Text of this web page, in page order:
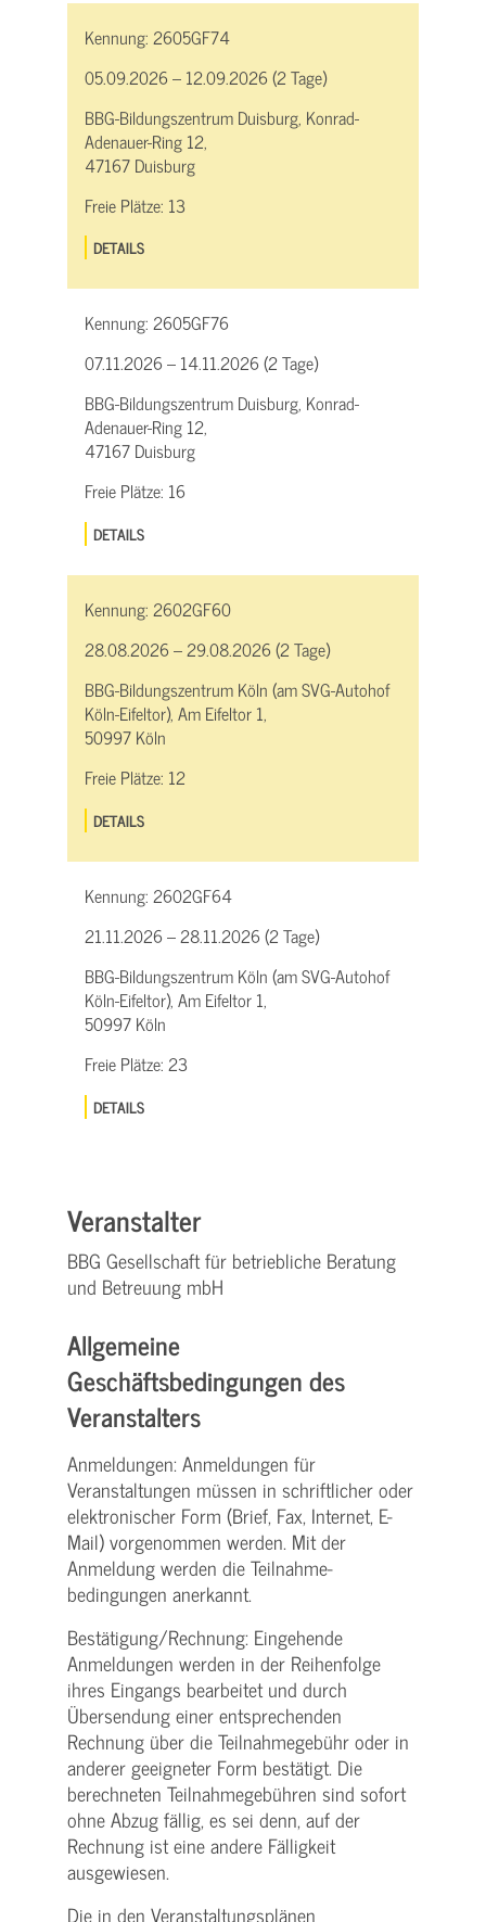
Kennung:2605GF74
05.09.2026 – 12.09.2026 (2 Tage)
BBG-Bildungszentrum Duisburg, Konrad-
Adenauer-Ring 12,
47167 Duisburg
Freie Plätze: 13
DETAILS
Kennung:2605GF76
07.11.2026 – 14.11.2026 (2 Tage)
BBG-Bildungszentrum Duisburg, Konrad-
Adenauer-Ring 12,
47167 Duisburg
Freie Plätze: 16
DETAILS
Kennung:2602GF60
28.08.2026 – 29.08.2026 (2 Tage)
BBG-Bildungszentrum Köln (am SVG-Autohof
Köln-Eifeltor), Am Eifeltor 1,
50997 Köln
Freie Plätze: 12
DETAILS
Kennung:2602GF64
21.11.2026 – 28.11.2026 (2 Tage)
BBG-Bildungszentrum Köln (am SVG-Autohof
Köln-Eifeltor), Am Eifeltor 1,
50997 Köln
Freie Plätze:23
DETAILS
Veranstalter
BBG Gesellschaft für betriebliche Beratung
und Betreuung mbH
Allgemeine
Geschäftsbedingungen des
Veranstalters
Anmeldungen: Anmeldungen für
Veranstaltungen müssen in schriftlicher oder
elektronischer Form (Brief, Fax, Internet, E-
Mail) vorgenommen werden. Mit der
Anmeldung werden die Teilnahme­
bedingungen anerkannt.
Bestätigung­/Rechnung: Eingehende
Anmeldungen werden in der Reihenfolge
ihres Eingangs bearbeitet und durch
Übersendung einer entsprechenden
Rechnung über die Teilnahmegebühr oder in
anderer geeigneter Form bestätigt. Die
berechneten Teilnahmegebühren sind sofort
ohne Abzug fällig, es sei denn, auf der
Rechnung ist eine andere Fälligkeit
ausgewiesen.
Die in den Veranstaltungsplänen